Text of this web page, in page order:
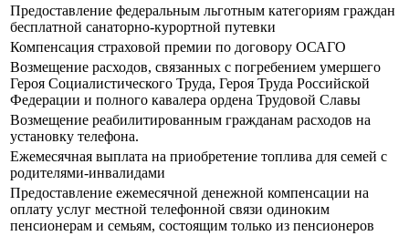
Предоставление федеральным льготным категориям граждан
бесплатной санаторно-курортной путевки
Компенсация страховой премии по договору ОСАГО
Возмещение расходов, связанных с погребением умершего
Героя Социалистического Труда, Героя Труда Российской
Федерации и полного кавалера ордена Трудовой Славы
Возмещение реабилитированным гражданам расходов на
установку телефона.
Ежемесячная выплата на приобретение топлива для семей с
родителями-инвалидами
Предоставление ежемесячной денежной компенсации на
оплату услуг местной телефонной связи одиноким
пенсионерам и семьям, состоящим только из пенсионеров